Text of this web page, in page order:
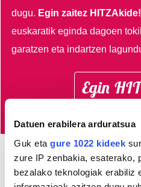
Datuen erabilera arduratsua
Guk eta gure 1022 kideek
zure IP zenbakia, esaterako,
bezalako teknologiak erabiliz
dugu. Egin zaitez
euskaratik eginda dagoen
garatzen eta indartzen
Egin